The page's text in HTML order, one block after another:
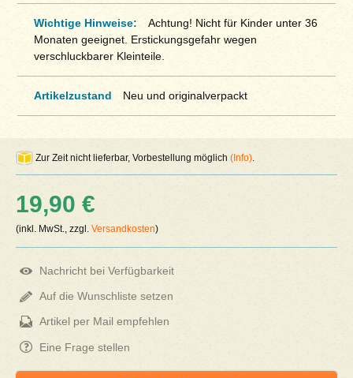
Wichtige Hinweise:
Achtung! Nicht für Kinder unter 36
Monaten geeignet. Erstickungsgefahr wegen
verschluckbarer Kleinteile.
Artikelzustand Neu und originalverpackt
Zur Zeit nicht lieferbar, Vorbestellung möglich(Info)
19,90 €
(inkl. MwSt., zzgl.Versandkosten)
Nachricht bei Verfügbarkeit
Auf die Wunschliste setzen
Artikel per Mail empfehlen
Eine Frage stellen